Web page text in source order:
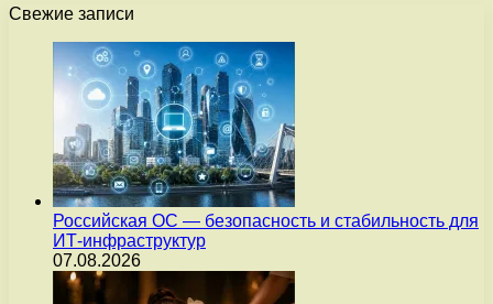
Свежие записи
Российская ОС — безопасность и стабильность для
ИТ-инфраструктур
07.08.2026